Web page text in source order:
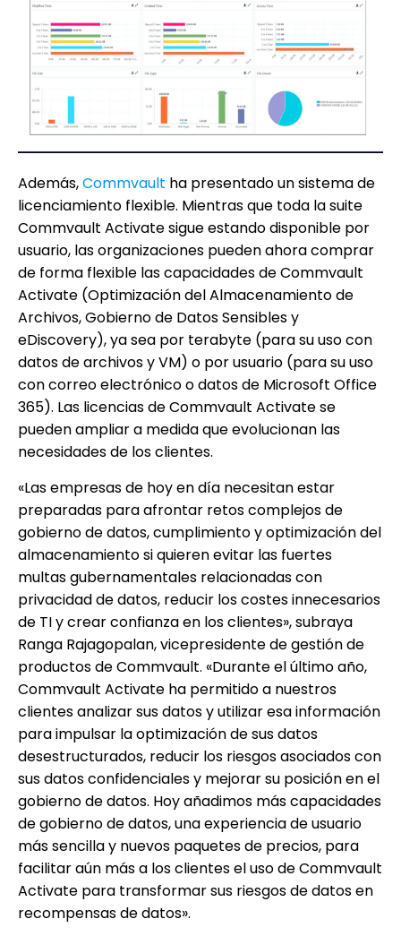
Además,Commvault ha presentado un sistema de
licenciamiento flexible. Mientras que toda la suite
Commvault Activate sigue estando disponible por
usuario, las organizaciones pueden ahora comprar
de forma flexible las capacidades de Commvault
Activate (Optimización del Almacenamiento de
Archivos, Gobierno de Datos Sensibles y
eDiscovery), ya sea por terabyte (para su uso con
datos de archivos y VM) o por usuario (para su uso
con correo electrónico o datos de Microsoft Office
365). Las licencias de Commvault Activate se
pueden ampliar a medida que evolucionan las
necesidades de los clientes.
«Las empresas de hoy en día necesitan estar
preparadas para afrontar retos complejos de
gobierno de datos, cumplimiento y optimización del
almacenamiento si quieren evitar las fuertes
multas gubernamentales relacionadas con
privacidad de datos, reducir los costes innecesarios
de TI y crear confianza en los clientes», subraya
Ranga Rajagopalan, vicepresidente de gestión de
productos de Commvault. «Durante el último año,
Commvault Activate ha permitido a nuestros
clientes analizar sus datos y utilizar esa información
para impulsar la optimización de sus datos
desestructurados, reducir los riesgos asociados con
sus datos confidenciales y mejorar su posición en el
gobierno de datos. Hoy añadimos más capacidades
de gobierno de datos, una experiencia de usuario
más sencilla y nuevos paquetes de precios, para
facilitar aún más a los clientes el uso de Commvault
Activate para transformar sus riesgos de datos en
recompensas de datos».